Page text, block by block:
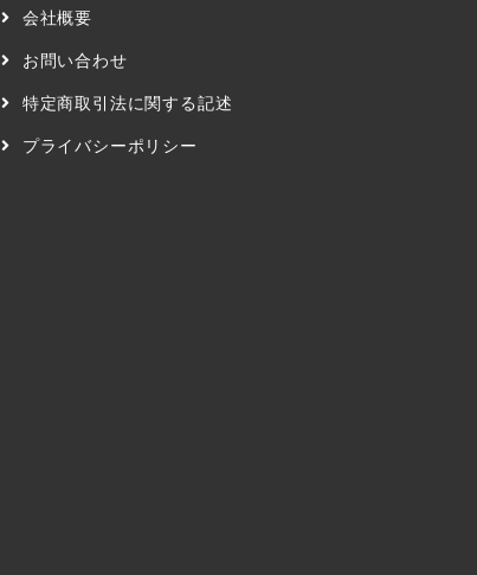
会社概要
お問い合わせ
特定商取引法に関する記述
プライバシーポリシー